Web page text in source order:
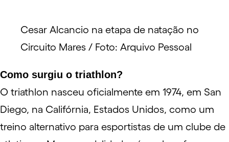
Cesar Alcancio na etapa de natação no
Circuito Mares / Foto: Arquivo Pessoal
Como surgiu o triathlon?
O triathlon nasceu oficialmente em 1974, em San
Diego, na Califórnia, Estados Unidos, como um
treino alternativo para esportistas de um clube de